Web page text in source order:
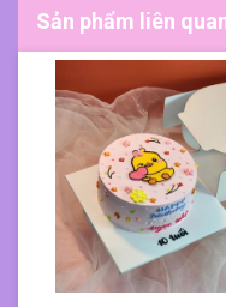
Sản phẩm liên